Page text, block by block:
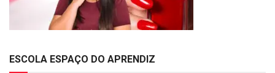
ESCOLA ESPAÇO DO APRENDIZ